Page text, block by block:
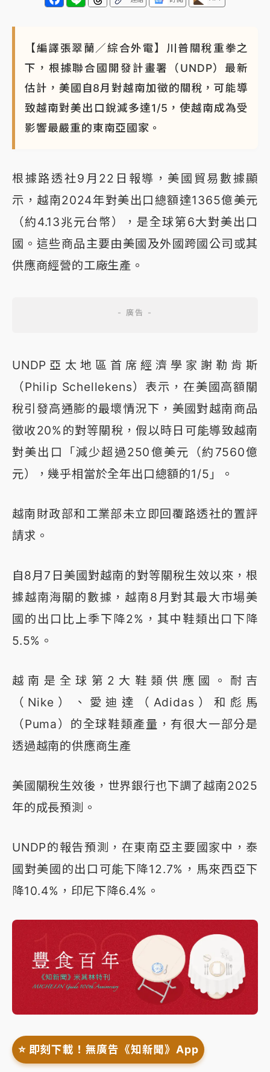
【編譯張翠蘭／綜合外電】川普關稅重拳之
下，根據聯合國開發計畫署（UNDP）最新
估計，美國自8月對越南加徵的關稅，可能導
致越南對美出口銳減多達1/5，使越南成為受
影響最嚴重的東南亞國家。
根據路透社9月22日報導，美國貿易數據顯
示，越南2024年對美出口總額達1365億美元
（約4.13兆元台幣），是全球第6大對美出口
國。這些商品主要由美國及外國跨國公司或其
供應商經營的工廠生產。
UNDP亞太地區首席經濟學家謝勒肯斯
（Philip Schellekens）表示，在美國高額關
稅引發高通膨的最壞情況下，美國對越南商品
徵收20%的對等關稅，假以時日可能導致越南
對美出口「減少超過250億美元（約7560億
元），幾乎相當於全年出口總額的1/5」。
越南財政部和工業部未立即回覆路透社的置評
請求。
自8月7日美國對越南的對等關稅生效以來，根
據越南海關的數據，越南8月對其最大市場美
國的出口比上季下降2%，其中鞋類出口下降
5.5%。
越南是全球第2大鞋類供應國。耐吉
（Nike）、愛迪達（Adidas）和彪馬
（Puma）的全球鞋類產量，有很大一部分是
透過越南的供應商生產
美國關稅生效後，世界銀行也下調了越南2025
年的成長預測。
UNDP的報告預測，在東南亞主要國家中，泰
國對美國的出口可能下降12.7%，馬來西亞下
降10.4%，印尼下降6.4%。
⭐️ 即刻下載！無廣告《知新聞》App